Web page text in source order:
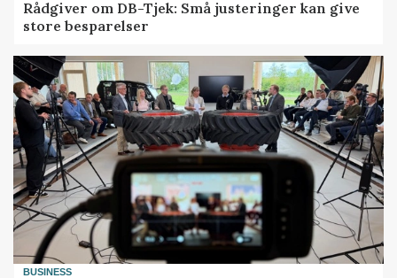
Rådgiver om DB-Tjek: Små justeringer kan give
store besparelser
BUSINESS